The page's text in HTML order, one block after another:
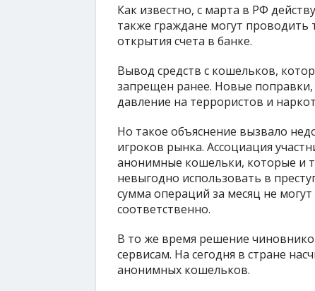
Как известно, с марта в РФ
также граждане могут проводить
открытия счета в банке.
Вывод средств с кошельков,
запрещен ранее. Новые поправки,
давление на террористов и
Но такое объяснение вызвало
игроков рынка. Ассоциация
анонимные кошельки, которые и
невыгодно использовать в
сумма операций за месяц не
соответственно.
В то же время решение
сервисам. На сегодня в стране
анонимных кошельков.